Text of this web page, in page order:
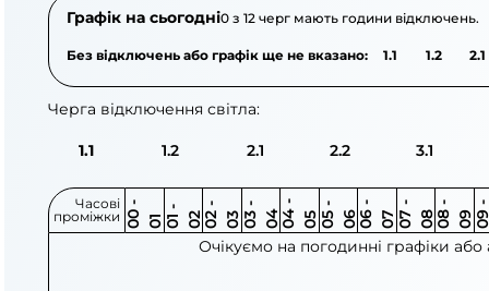
Графік на сьогодні0 з 12 черг мають години відключень.
Без відключень або графік ще не вказано: 1.1 1.2 2.1
Черга відключення світла:
1.1 1.2 2.1 2.2 3.1
Часові
проміжки 0
0
-
0 1 0
1
-
0 2 0 2
-
0 3 0 3
-
0 4 0 4
-
0 5 0 5
-
0 6 0 6
-
0 7 0 7
-
0 8 0 8
-
0 9 0
9
-
1
Очікуємо на погодинні графіки